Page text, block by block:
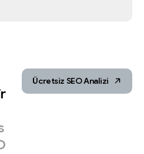
Ücretsiz SEO Analizi